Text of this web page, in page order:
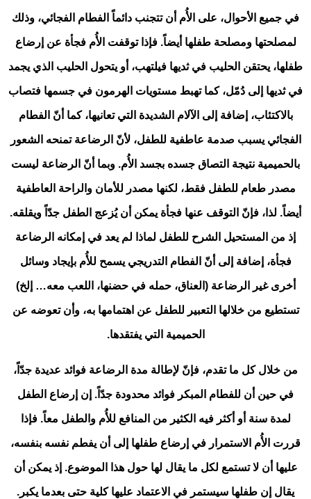
في جميع الأحوال، على الأُم أن تتجنب دائماً الفطام الفجائي، وذلك
لمصلحتها ومصلحة طفلها أيضاً. فإذا توقفت الأُم فجأة عن إرضاع
طفلها، يحتقن الحليب في ثديها فيلتهب، أو يتحول الحليب الذي يجمد
في ثديها إلى دُمّل، كما تهبط مستويات الهرمون في جسمها فتصاب
بالاكتئاب، إضافة إلى الآلام الشديدة التي تعانيها، كما أنّ الفطام
الفجائي يسبب صدمة عاطفية للطفل، لأنّ الرضاعة تمنحه الشعور
بالحميمية نتيجة التصاق جسده بجسد الأُم. وبما أنّ الرضاعة ليست
مصدر طعام للطفل فقط، لكنها مصدر للأمان والراحة العاطفية
أيضاً. لذا، فإنّ التوقف عنها فجأة يمكن أن يُزعج الطفل جدّاً ويقلقه.
إذ من المستحيل الشرح للطفل لماذا لم يعد في إمكانه الرضاعة
فجأة، إضافة إلى أنّ الفطام التدريجي يسمح للأُم بإيجاد وسائل
أخرى غير الرضاعة (العناق، حمله في حضنها، اللعب معه… إلخ)
تستطيع من خلالها التعبير للطفل عن اهتمامها به، وأن تعوضه عن
الحميمية التي يفتقدها.
من خلال كل ما تقدم، فإنّ لإطالة مدة الرضاعة فوائد عديدة جدّاً،
في حين أن للفطام المبكر فوائد محدودة جدّاً. إن إرضاع الطفل
لمدة سنة أو أكثر فيه الكثير من المنافع للأُم والطفل معاً. فإذا
قررت الأُم الاستمرار في إرضاع طفلها إلى أن يفطم نفسه بنفسه،
عليها أن لا تستمع لكل ما يقال لها حول هذا الموضوع. إذ يمكن أن
يقال إن طفلها سيستمر في الاعتماد عليها كلية حتى بعدما يكبر.